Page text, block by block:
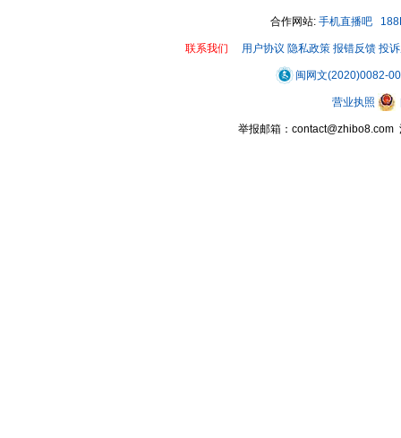
合作网站: 手机直播吧
联系我们 用户协议 隐私政策 报错反馈 投
闽网文(2020)0082-
营业执照
举报邮箱：